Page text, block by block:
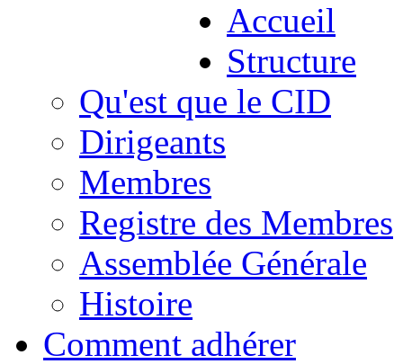
Accueil
Structure
Qu'est que le CID
Dirigeants
Membres
Registre des Membres
Assemblée Générale
Histoire
Comment adhérer